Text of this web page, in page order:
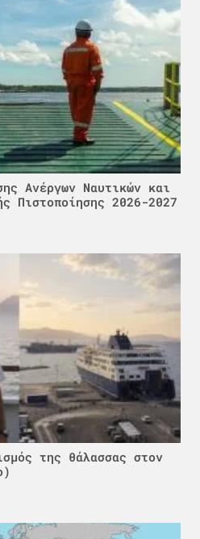
Ανέργων Ναυτικών και
Πιστοποίησης 2026-2027
της θάλασσας στον